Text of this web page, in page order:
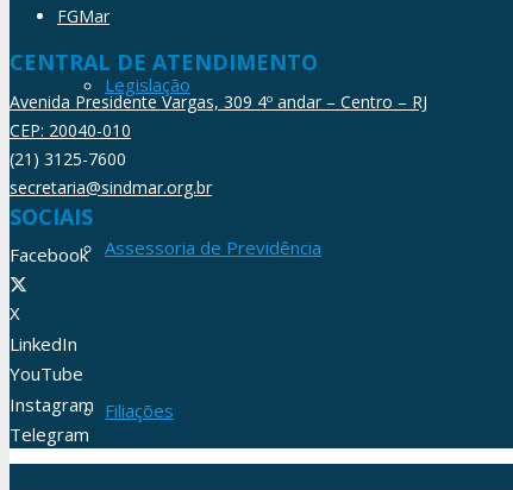
Legislação
Assessoria de Previdência
Filiações
FGMar
CENTRAL DE ATENDIMENTO
Avenida Presidente Vargas, 309 4º andar – Centro – RJ
CEP: 20040-010
(21) 3125-7600
secretaria@sindmar.org.br
SOCIAIS
Facebook
X
LinkedIn
YouTube
Instagram
Telegram